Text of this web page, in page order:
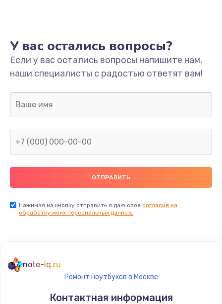
У вас остались вопросы?
Если у вас остались вопросы напишите нам,
наши специалисты с радостью ответят вам!
Нажимая на кнопку отправить я даю свое согласие на
обработку моих персональных данных.
note-iq.ru
Ремонт ноутбуков в Москве
Контактная информация